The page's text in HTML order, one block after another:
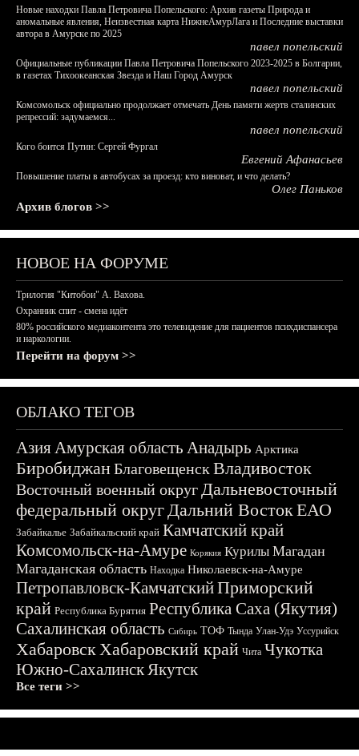
Новые находки Павла Петровича Попельского: Архив газеты Природа и
аномальные явления, Неизвестная карта НижнеАмурЛага и Последние выставки
автора в Амурске по 2025
павел попельский
Официальные публикации Павла Петровича Попельского 2023-2025 в Болгарии,
в газетах Тихоокеанская Звезда и Наш Город Амурск
павел попельский
Комсомольск официально продолжает отмечать День памяти жертв сталинских
репрессий: задумаемся...
павел попельский
Кого боится Путин: Сергей Фургал
Евгений Афанасьев
Повышение платы в автобусах за проезд: кто виноват, и что делать?
Олег Паньков
Архив блогов >>
НОВОЕ НА ФОРУМЕ
Трилогия "Китобои" А. Вахова.
Охранник спит - смена идёт
80% российского медиаконтента это телевидение для пациентов психдиспансера
и наркологии.
Перейти на форум >>
ОБЛАКО ТЕГОВ
АзияАмурская область Анадырь Арктика
БиробиджанБлаговещенскВладивосток
Восточный военный округДальневосточный
федеральный округДальний ВостокЕАО
Забайкалье Забайкальский край Камчатский край
Комсомольск-на-Амуре Корякия Курилы Магадан
Магаданская область Находка Николаевск-на-Амуре
Петропавловск-КамчатскийПриморский
край Республика Бурятия Республика Саха (Якутия)
Сахалинская область Сибирь ТОФ Тында Улан-Удэ Уссурийск
ХабаровскХабаровский край Чита Чукотка
Южно-СахалинскЯкутск
Все теги >>